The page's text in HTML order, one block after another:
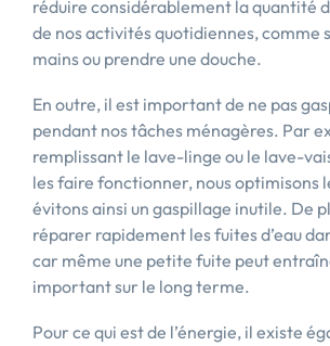
réduire considérablement la quantité
de nos activités quotidiennes, comme
mains ou prendre une douche.
En outre, il est important de ne pas
pendant nos tâches ménagères. Par
remplissant le lave-linge ou le lave-
les faire fonctionner, nous optimisons
évitons ainsi un gaspillage inutile. De
réparer rapidement les fuites d’eau
car même une petite fuite peut
important sur le long terme.
Pour ce qui est de l’énergie, il existe